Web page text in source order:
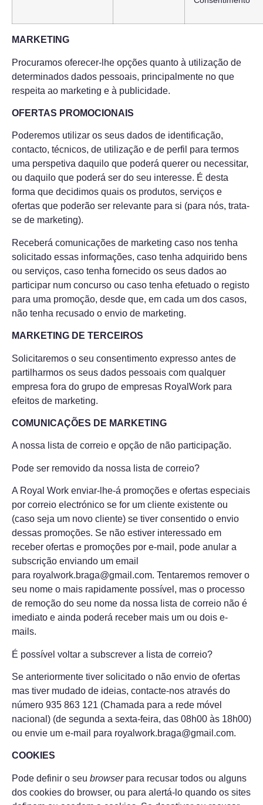
MARKETING
Procuramos oferecer-lhe opções quanto à utilização de
determinados dados pessoais, principalmente no que
respeita ao marketing e à publicidade.
OFERTAS PROMOCIONAIS
Poderemos utilizar os seus dados de identificação,
contacto, técnicos, de utilização e de perfil para termos
uma perspetiva daquilo que poderá querer ou necessitar,
ou daquilo que poderá ser do seu interesse. É desta
forma que decidimos quais os produtos, serviços e
ofertas que poderão ser relevante para si (para nós, trata-
se de marketing).
Receberá comunicações de marketing caso nos tenha
solicitado essas informações, caso tenha adquirido bens
ou serviços, caso tenha fornecido os seus dados ao
participar num concurso ou caso tenha efetuado o registo
para uma promoção, desde que, em cada um dos casos,
não tenha recusado o envio de marketing.
MARKETING DE TERCEIROS
Solicitaremos o seu consentimento expresso antes de
partilharmos os seus dados pessoais com qualquer
empresa fora do grupo de empresas RoyalWork para
efeitos de marketing.
COMUNICAÇÕES DE MARKETING
A nossa lista de correio e opção de não participação.
Pode ser removido da nossa lista de correio?
A Royal Work enviar-lhe-á promoções e ofertas especiais
por correio electrónico se for um cliente existente ou
(caso seja um novo cliente) se tiver consentido o envio
dessas promoções. Se não estiver interessado em
receber ofertas e promoções por e-mail, pode anular a
subscrição enviando um email
para royalwork.braga@gmail.com. Tentaremos remover o
seu nome o mais rapidamente possível, mas o processo
de remoção do seu nome da nossa lista de correio não é
imediato e ainda poderá receber mais um ou dois e-
mails.
É possível voltar a subscrever a lista de correio?
Se anteriormente tiver solicitado o não envio de ofertas
mas tiver mudado de ideias, contacte-nos através do
número 935 863 121 (Chamada para a rede móvel
nacional) (de segunda a sexta-feira, das 08h00 às 18h00)
ou envie um e-mail para royalwork.braga@gmail.com.
COOKIES
Pode definir o seu browserpara recusar todos ou alguns
dos cookies do browser, ou para alertá-lo quando os sites